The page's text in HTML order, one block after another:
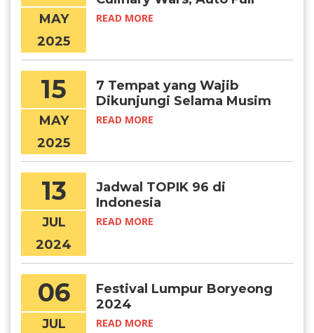
MAY
2025
Booked!
READ MORE
15
MAY
2025
7 Tempat yang Wajib
Dikunjungi Selama Musim
Panas di Korea
READ MORE
13
JUL
2024
Jadwal TOPIK 96 di
Indonesia
READ MORE
06
JUL
Festival Lumpur Boryeong
2024
READ MORE